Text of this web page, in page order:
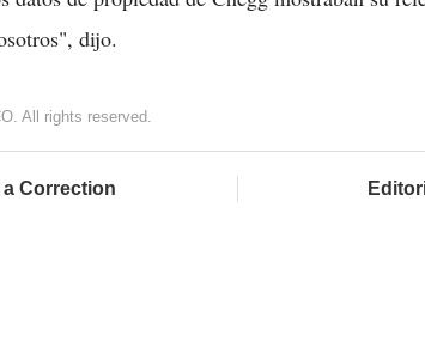
dijo.
All rights reserved.
a Correction